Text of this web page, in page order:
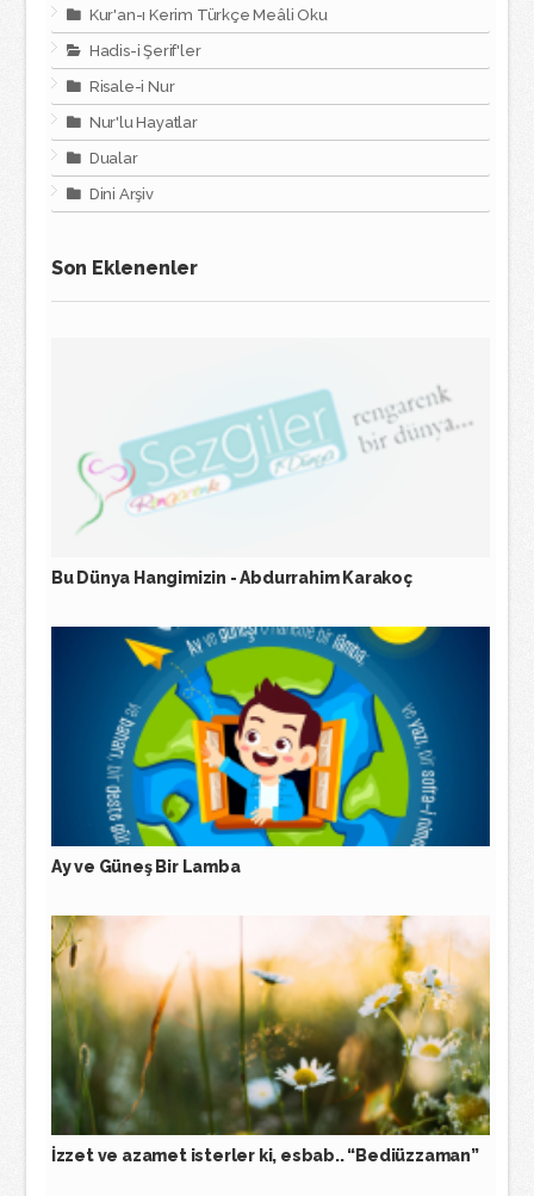
Kur'an-ı Kerim Türkçe Meâli Oku
Hadis-i Şerif'ler
Risale-i Nur
Nur'lu Hayatlar
Dualar
Dini Arşiv
Son Eklenenler
Bu Dünya Hangimizin - Abdurrahim Karakoç
Ay ve Güneş Bir Lamba
İzzet ve azamet isterler ki, esbab.. “Bediüzzaman”